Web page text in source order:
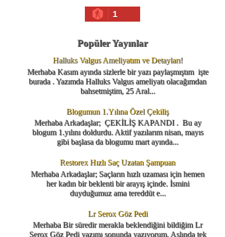
1
Popüler Yayınlar
Halluks Valgus Ameliyatım ve Detayları!
Merhaba Kasım ayında sizlerle bir yazı paylaşmıştım işte
burada . Yazımda Halluks Valgus ameliyatı olacağımdan
bahsetmiştim, 25 Aral...
Blogumun 1.Yılına Özel Çekiliş
Merhaba Arkadaşlar; ÇEKİLİŞ KAPANDI . Bu ay
blogum 1.yılını doldurdu. Aktif yazılarım nisan, mayıs
gibi başlasa da blogumu mart ayında...
Restorex Hızlı Saç Uzatan Şampuan
Merhaba Arkadaşlar; Saçların hızlı uzaması için hemen
her kadın bir beklenti bir arayış içinde. İsmini
duyduğumuz ama tereddüt e...
Lr Serox Göz Pedi
Merhaba Bir süredir merakla beklendiğini bildiğim Lr
Serox Göz Pedi yazımı sonunda yazıyorum. Aslında tek